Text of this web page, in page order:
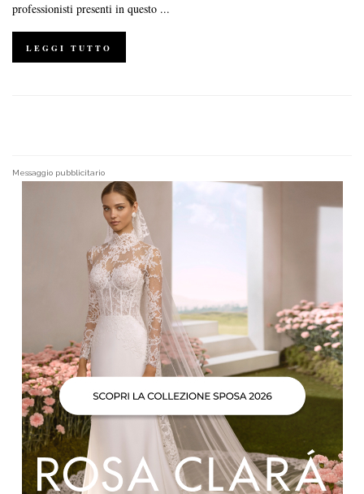
professionisti presenti in questo ...
LEGGI TUTTO
Messaggio pubblicitario